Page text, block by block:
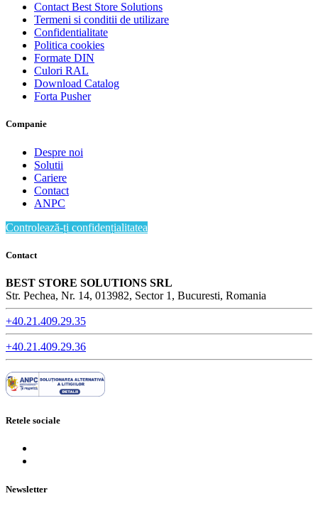
Contact Best Store Solutions
Termeni si conditii de utilizare
Confidentialitate
Politica cookies
Formate DIN
Culori RAL
Download Catalog
Forta Pusher
Companie
Despre noi
Solutii
Cariere
Contact
ANPC
Controlează-ți confidențialitatea
Contact
BEST STORE SOLUTIONS SRL
Str. Pechea, Nr. 14, 013982, Sector 1, Bucuresti, Romania
+40.21.409.29.35
+40.21.409.29.36
Retele sociale
Newsletter